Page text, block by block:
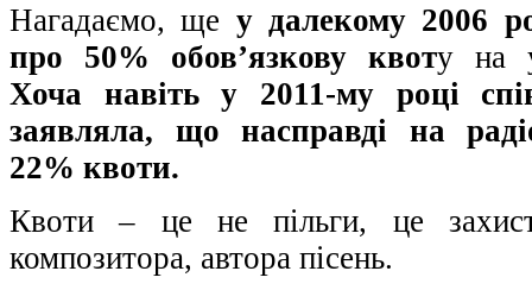
Нагадаємо, ще у далекому 2006
про
50% обов’язкову квоту на
Хоча навіть у 2011-му році
заявляла, що насправді на
22% квоти.
Квоти – це не пільги, це захист
композитора, автора пісень.